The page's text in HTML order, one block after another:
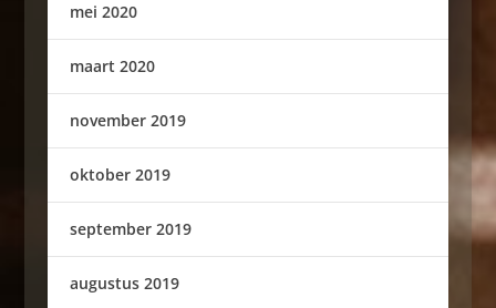
mei 2020
maart 2020
november 2019
oktober 2019
september 2019
augustus 2019